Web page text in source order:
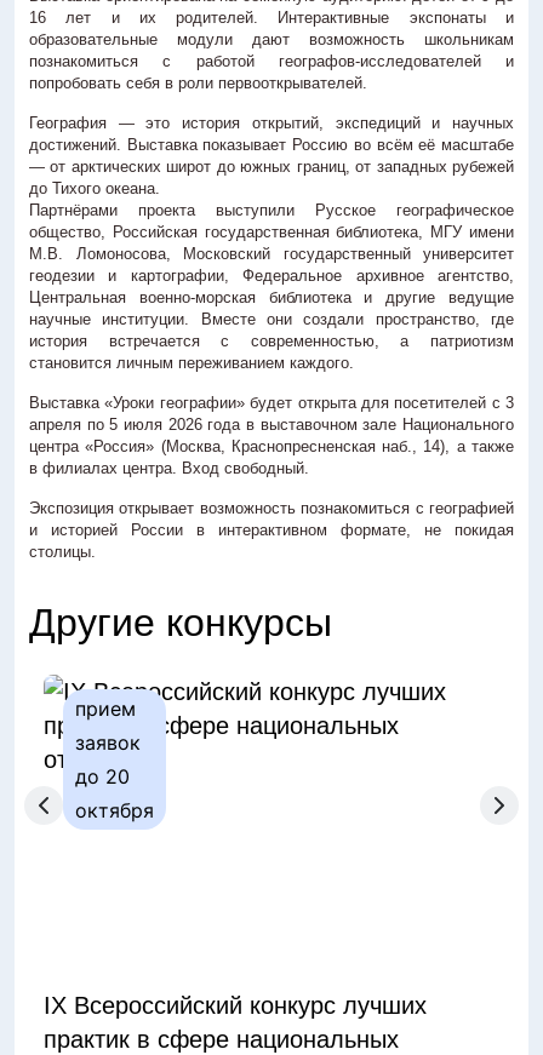
16 лет и их родителей. Интерактивные экспонаты и
образовательные модули дают возможность школьникам
познакомиться с работой географов-исследователей и
попробовать себя в роли первооткрывателей.
География — это история открытий, экспедиций и научных
достижений. Выставка показывает Россию во всём её масштабе
— от арктических широт до южных границ, от западных рубежей
до Тихого океана.
Партнёрами проекта выступили Русское географическое
общество, Российская государственная библиотека, МГУ имени
М.В. Ломоносова, Московский государственный университет
геодезии и картографии, Федеральное архивное агентство,
Центральная военно-морская библиотека и другие ведущие
научные институции. Вместе они создали пространство, где
история встречается с современностью, а патриотизм
становится личным переживанием каждого.
Выставка «Уроки географии» будет открыта для посетителей с 3
апреля по 5 июля 2026 года в выставочном зале Национального
центра «Россия» (Москва, Краснопресненская наб., 14), а также
в филиалах центра. Вход свободный.
Экспозиция открывает возможность познакомиться с географией
и историей России в интерактивном формате, не покидая
столицы.
Другие конкурсы
прием
заявок
до 20
октября
IX Всероссийский конкурс лучших
практик в сфере национальных